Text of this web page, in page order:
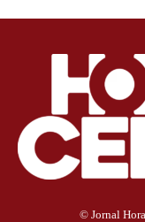
© Jornal